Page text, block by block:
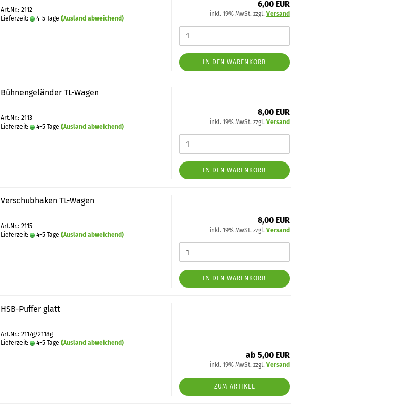
Art.Nr.: 2112
Lieferzeit:
4-5 Tage (Ausland abweichend)
6,00 EUR
inkl. 19% MwSt. zzgl. Versand
IN DEN WARENKORB
Bühnengeländer TL-Wagen
Art.Nr.: 2113
Lieferzeit:
4-5 Tage (Ausland abweichend)
8,00 EUR
inkl. 19% MwSt. zzgl. Versand
IN DEN WARENKORB
Verschubhaken TL-Wagen
Art.Nr.: 2115
Lieferzeit:
4-5 Tage (Ausland abweichend)
8,00 EUR
inkl. 19% MwSt. zzgl. Versand
IN DEN WARENKORB
HSB-Puffer glatt
Art.Nr.: 2117g/2118g
Lieferzeit:
4-5 Tage (Ausland abweichend)
ab 5,00 EUR
inkl. 19% MwSt. zzgl. Versand
ZUM ARTIKEL